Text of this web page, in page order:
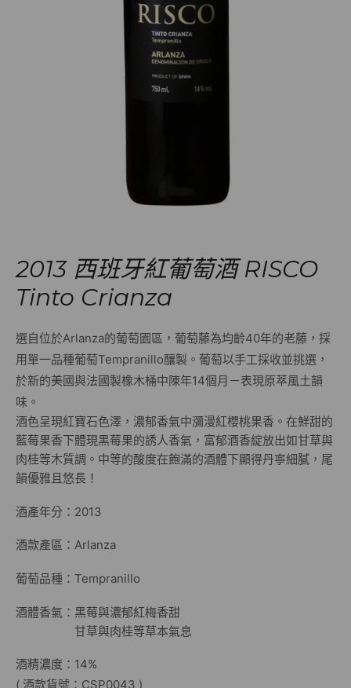
2013 西班牙紅葡萄酒 RISCO
Tinto Crianza
選自位於Arlanza的葡萄園區，葡萄藤為均齡40年的老藤，採
用單一品種葡萄Tempranillo釀製。葡萄以手工採收並挑選，
於新的美國與法國製橡木桶中陳年14個月－表現原萃風土韻
味。
酒色呈現紅寶石色澤，濃郁香氣中瀰漫紅櫻桃果香。在鮮甜的
藍莓果香下體現黑莓果的誘人香氣，富郁酒香綻放出如甘草與
肉桂等木質調。中等的酸度在飽滿的酒體下顯得丹寧細膩，尾
韻優雅且悠長！
酒產年分：2013
酒款產區：Arlanza
葡萄品種：Tempranillo
酒體香氣：黑莓與濃郁紅梅香甜
甘草與肉桂等草本氣息
酒精濃度：14%
( 酒款貨號：CSP0043 )